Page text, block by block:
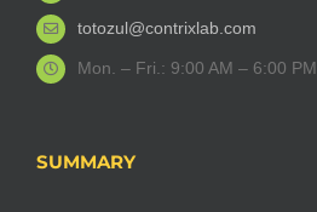
totozul@contrixlab.com
Mon. – Fri.: 9:00 AM – 6:00 PM
SUMMARY